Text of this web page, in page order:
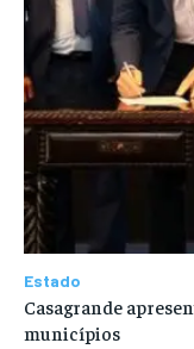
Estado
Casagrande
municípios